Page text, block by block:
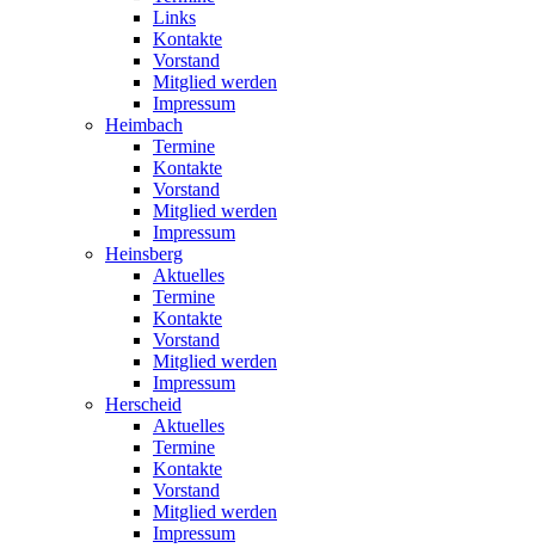
Links
Kontakte
Vorstand
Mitglied werden
Impressum
Heimbach
Termine
Kontakte
Vorstand
Mitglied werden
Impressum
Heinsberg
Aktuelles
Termine
Kontakte
Vorstand
Mitglied werden
Impressum
Herscheid
Aktuelles
Termine
Kontakte
Vorstand
Mitglied werden
Impressum